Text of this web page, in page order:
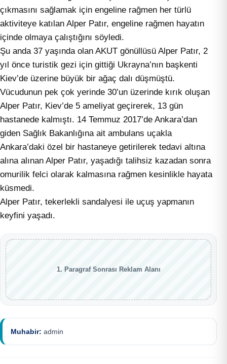
çıkmasını sağlamak için engeline rağmen her türlü
aktiviteye katılan Alper Patır, engeline rağmen hayatın
içinde olmaya çalıştığını söyledi.
Şu anda 37 yaşında olan AKUT gönüllüsü Alper Patır, 2
yıl önce turistik gezi için gittiği Ukrayna’nın başkenti
Kiev’de üzerine büyük bir ağaç dalı düşmüştü.
Vücudunun pek çok yerinde 30’un üzerinde kırık oluşan
Alper Patır, Kiev’de 5 ameliyat geçirerek, 13 gün
hastanede kalmıştı. 14 Temmuz 2017’de Ankara’dan
giden Sağlık Bakanlığına ait ambulans uçakla
Ankara’daki özel bir hastaneye getirilerek tedavi altına
alına alınan Alper Patır, yaşadığı talihsiz kazadan sonra
omurilik felci olarak kalmasına rağmen kesinlikle hayata
küsmedi.
Alper Patır, tekerlekli sandalyesi ile uçuş yapmanın
keyfini yaşadı.
1. Paragraf Sonrası Reklam Alanı
Muhabir: admin